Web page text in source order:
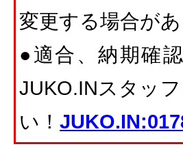
変更する場合があ
●適合、納期確
JUKO.INスタッ
い！